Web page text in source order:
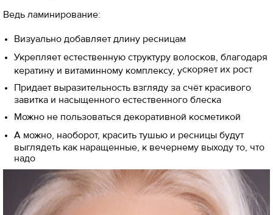
Ведь ламинирование:
Визуально добавляет длину ресницам
Укрепляет естественную структуру волосков, благодаря
кератину и витаминному комплексу, ускоряет их рост
Придает выразительность взгляду за счёт красивого
завитка и насыщенного естественного блеска
Можно не пользоваться декоративной косметикой
А можно, наоборот, красить тушью и ресницы будут
выглядеть как наращенные, к вечернему выходу то, что
надо